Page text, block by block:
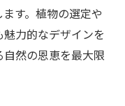
す。植物の選定や
力的なデザインを
然の恩恵を最大限